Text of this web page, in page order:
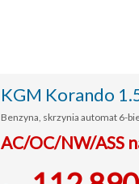
KGM Korando
Benzyna, skrzynia automat 6-
AC/OC/NW/ASS